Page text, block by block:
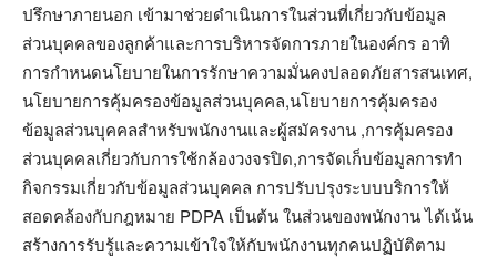
ปรึกษาภายนอก เข้ามาช่วยดำเนินการในส่วนที่เกี่ยวกับข้อมูล
ส่วนบุคคลของลูกค้าและการบริหารจัดการภายในองค์กร อาทิ
การกำหนดนโยบายในการรักษาความมั่นคงปลอดภัยสารสนเทศ,
นโยบายการคุ้มครองข้อมูลส่วนบุคคล,นโยบายการคุ้มครอง
ข้อมูลส่วนบุคคลสำหรับพนักงานและผู้สมัครงาน ,การคุ้มครอง
ส่วนบุคคลเกี่ยวกับการใช้กล้องวงจรปิด,การจัดเก็บข้อมูลการทำ
กิจกรรมเกี่ยวกับข้อมูลส่วนบุคคล การปรับปรุงระบบบริการให้
สอดคล้องกับกฎหมาย PDPA เป็นต้น ในส่วนของพนักงาน ได้เน้น
สร้างการรับรู้และความเข้าใจให้กับพนักงานทุกคนปฏิบัติตาม